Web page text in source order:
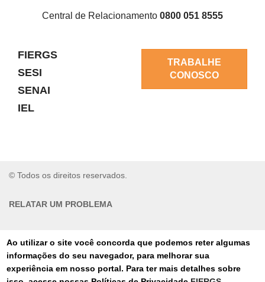
Ao utilizar o site você concorda que podemos reter algumas
informações do seu navegador, para melhorar sua
experiência em nosso portal. Para ter mais detalhes sobre
Central de Relacionamento 0800 051 8555
FIERGS
SESI
SENAI
IEL
TRABALHE
CONOSCO
© Todos os direitos reservados.
RELATAR UM PROBLEMA
PORTAL DE COMPRAS